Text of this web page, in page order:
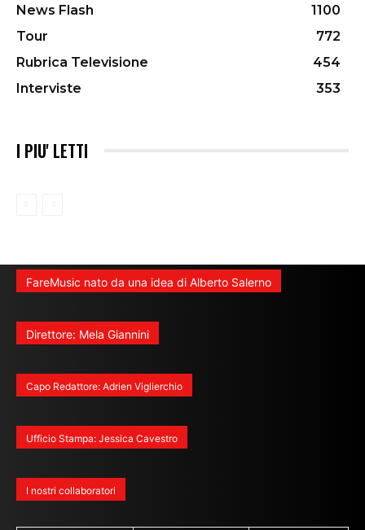
News Flash
1100
Tour
772
Rubrica Televisione
454
Interviste
353
I PIU' LETTI
FareMusic nato da una idea di Alberto Salerno
Direttore: Mela Giannini
Capo Redattore: Adrien Viglierchio
Ufficio Stampa: Jessica Cavestro
I nostri collaboratori